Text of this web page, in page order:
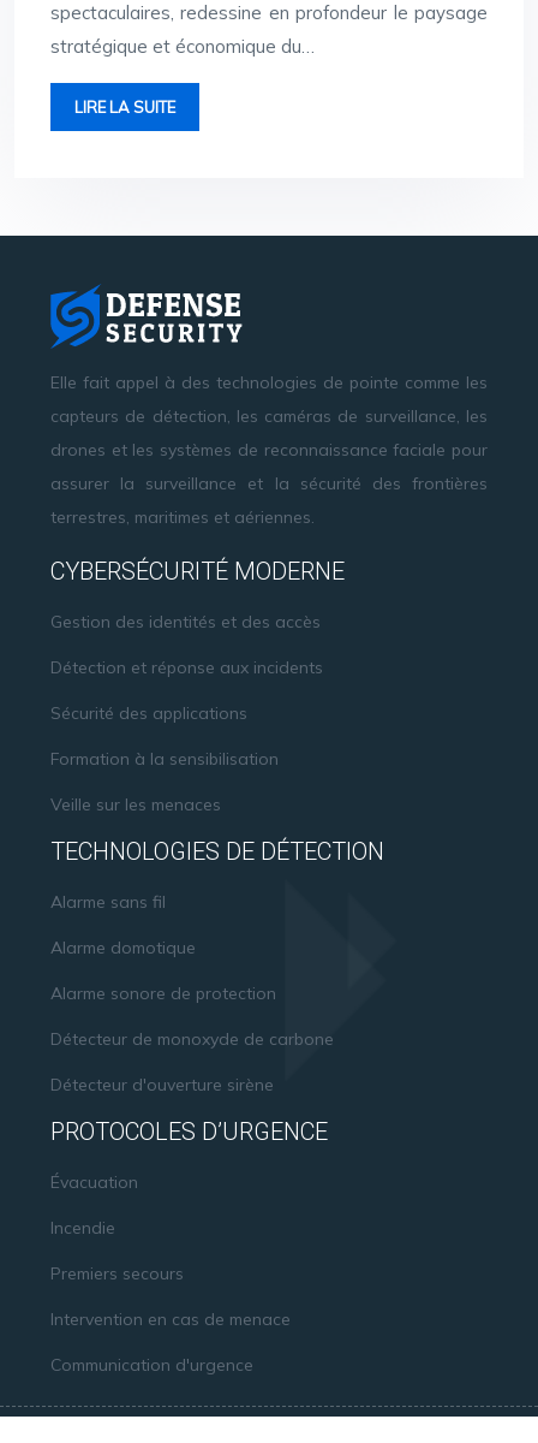
spectaculaires, redessine en profondeur le paysage
stratégique et économique du…
LIRE LA SUITE
Elle fait appel à des technologies de pointe comme les
capteurs de détection, les caméras de surveillance, les
drones et les systèmes de reconnaissance faciale pour
assurer la surveillance et la sécurité des frontières
terrestres, maritimes et aériennes.
CYBERSÉCURITÉ MODERNE
Gestion des identités et des accès
Détection et réponse aux incidents
Sécurité des applications
Formation à la sensibilisation
Veille sur les menaces
TECHNOLOGIES DE DÉTECTION
Alarme sans fil
Alarme domotique
Alarme sonore de protection
Détecteur de monoxyde de carbone
Détecteur d'ouverture sirène
PROTOCOLES D’URGENCE
Évacuation
Incendie
Premiers secours
Intervention en cas de menace
Communication d'urgence